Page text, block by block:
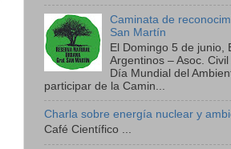
Caminata de
San Martín
El Domingo 5 de junio,
Argentinos – Asoc.
Día Mundial del
participar de la Camin...
Charla sobre energía nuclear y
Café Científico ...